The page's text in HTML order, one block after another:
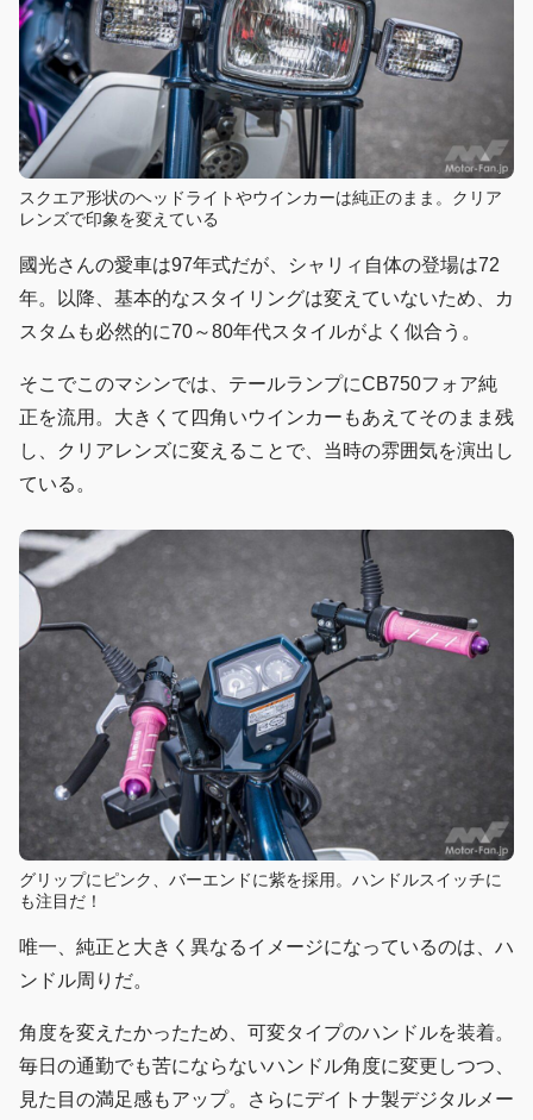
スクエア形状のヘッドライトやウインカーは純正のまま。クリア
レンズで印象を変えている
國光さんの愛車は97年式だが、シャリィ自体の登場は72
年。以降、基本的なスタイリングは変えていないため、カ
スタムも必然的に70～80年代スタイルがよく似合う。
そこでこのマシンでは、テールランプにCB750フォア純
正を流用。大きくて四角いウインカーもあえてそのまま残
し、クリアレンズに変えることで、当時の雰囲気を演出し
ている。
グリップにピンク、バーエンドに紫を採用。ハンドルスイッチに
も注目だ！
唯一、純正と大きく異なるイメージになっているのは、ハ
ンドル周りだ。
角度を変えたかったため、可変タイプのハンドルを装着。
毎日の通勤でも苦にならないハンドル角度に変更しつつ、
見た目の満足感もアップ。さらにデイトナ製デジタルメー